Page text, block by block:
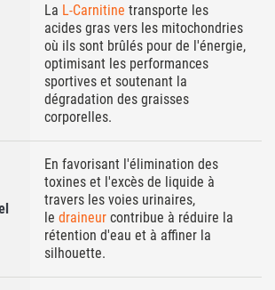
La L-Carnitine transporte les
acides gras vers les mitochondries
où ils sont brûlés pour de l'énergie,
optimisant les performances
sportives et soutenant la
dégradation des graisses
corporelles.
En favorisant l'élimination des
toxines et l'excès de liquide à
travers les voies urinaires,
le draineur contribue à réduire la
rétention d'eau et à affiner la
silhouette.